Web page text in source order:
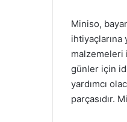
Miniso,
malzemeleri
günler için
yardımcı
parçasıdır.